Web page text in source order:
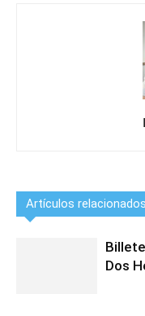
Artículos relacionados
Dos